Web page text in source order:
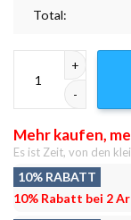
Total:
Mehr kaufen,
Es ist Zeit, von den
10% RABATT
10% Rabatt bei 2